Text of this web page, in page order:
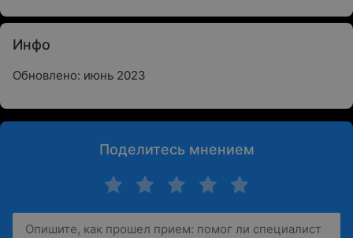
Инфо
Обновлено: июнь 2023
Поделитесь мнением